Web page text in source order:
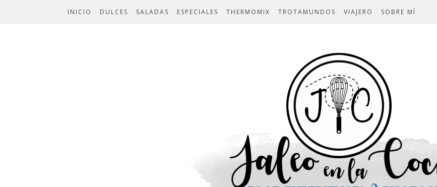
INICIO DULCES SALADAS ESPECIALES THERMOMIX TROTAMUNDOS VIAJERO SOBRE MÍ